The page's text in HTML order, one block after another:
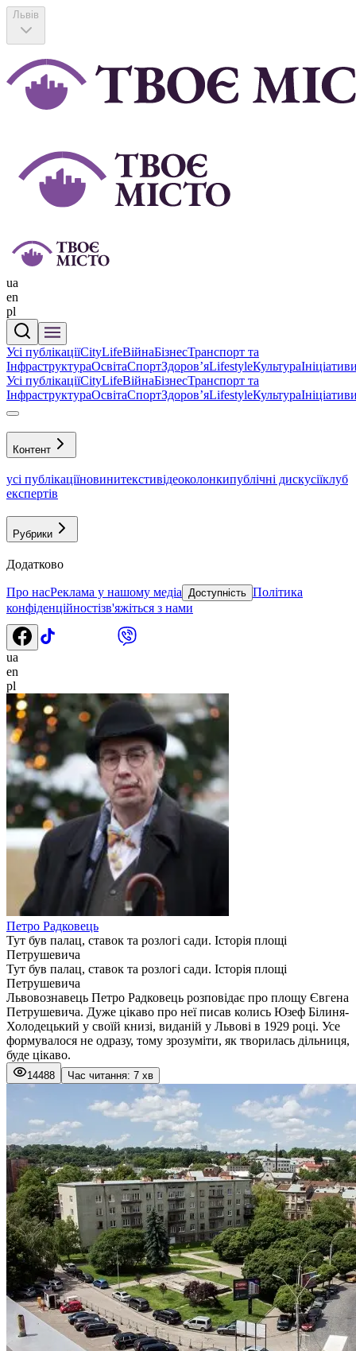
Львів
ua
en
pl
Усі публікаціїCityLifeВійнаБізнесТранспорт та
ІнфраструктураОсвітаСпортЗдоровʼяLifestyleКультура
Усі публікаціїCityLifeВійнаБізнесТранспорт та
ІнфраструктураОсвітаСпортЗдоровʼяLifestyleКультура
Контент
усі публікаціїновинитекстивідеоколонкипублічні дискусіїклуб
експертів
Рубрики
Додатково
Про насРеклама у нашому медіа Доступність Політика
конфіденційностізв'яжіться з нами
ua
en
pl
Петро Радковець
Тут був палац, ставок та розлогі сади. Історія площі
Петрушевича
Тут був палац, ставок та розлогі сади. Історія площі
Петрушевича
Львовознавець Петро Радковець розповідає про площу Євгена
Петрушевича. Дуже цікаво про неї писав колись Юзеф Білиня-
Холодецький у своїй книзі, виданій у Львові в 1929 році. Усе
формувалося не одразу, тому зрозуміти, як творилась дільниця,
буде цікаво.
14488 Час читання: 7 хв